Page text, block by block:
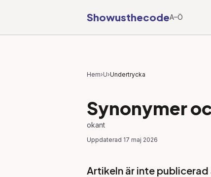
ShowusthecodeA–Ö
Hem›U›Undertrycka
Synonymer
okant
Uppdaterad 17 maj 2026
Artikeln är inte publicerad